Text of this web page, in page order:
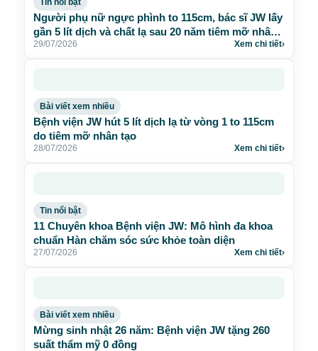
Tin nổi bật
Người phụ nữ ngực phình to 115cm, bác sĩ JW lấy
gần 5 lít dịch và chất lạ sau 20 năm tiêm mỡ nhân
tạo
29/07/2026 Xem chi tiết›
Bài viết xem nhiều
Bệnh viện JW hút 5 lít dịch lạ từ vòng 1 to 115cm
do tiêm mỡ nhân tạo
28/07/2026 Xem chi tiết›
Tin nổi bật
11 Chuyên khoa Bệnh viện JW: Mô hình đa khoa
chuẩn Hàn chăm sóc sức khỏe toàn diện
27/07/2026 Xem chi tiết›
Bài viết xem nhiều
Mừng sinh nhật 26 năm: Bệnh viện JW tặng 260
suất thẩm mỹ 0 đồng